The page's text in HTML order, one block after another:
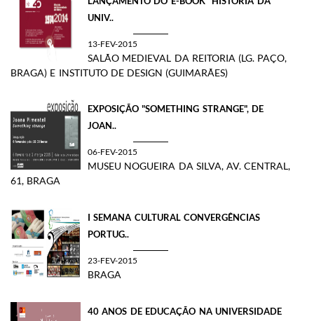
UNIV..
13-FEV-2015
SALÃO MEDIEVAL DA REITORIA (LG. PAÇO,
BRAGA) E INSTITUTO DE DESIGN (GUIMARÃES)
EXPOSIÇÃO "SOMETHING STRANGE", DE
JOAN..
06-FEV-2015
MUSEU NOGUEIRA DA SILVA, AV. CENTRAL,
61, BRAGA
I SEMANA CULTURAL CONVERGÊNCIAS
PORTUG..
23-FEV-2015
BRAGA
40 ANOS DE EDUCAÇÃO NA UNIVERSIDADE